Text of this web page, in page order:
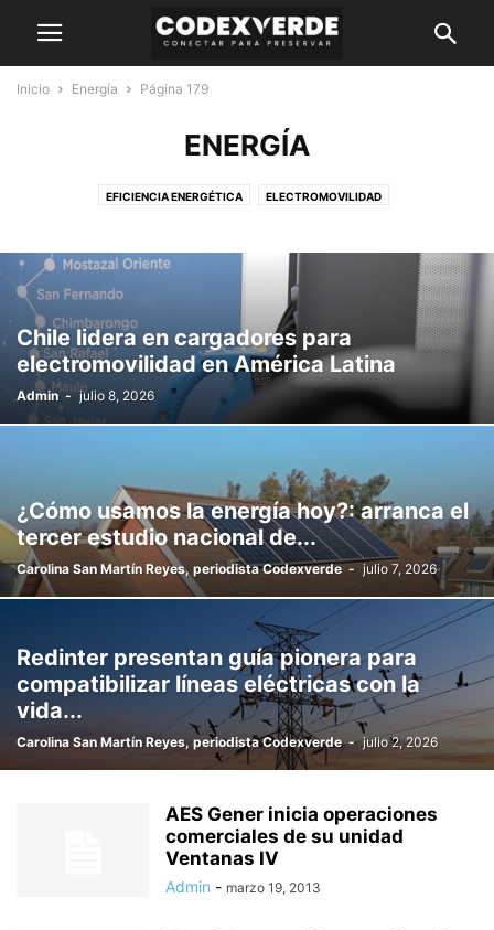
Inicio Energía Página 179
ENERGÍA
EFICIENCIA ENERGÉTICA ELECTROMOVILIDAD
Chile lidera en cargadores para
electromovilidad en América Latina
Admin - julio 8, 2026
¿Cómo usamos la energía hoy?: arranca el
tercer estudio nacional de...
Carolina San Martín Reyes, periodista Codexverde - julio 7, 2026
Redinter presentan guía pionera para
compatibilizar líneas eléctricas con la
vida...
Carolina San Martín Reyes, periodista Codexverde - julio 2, 2026
AES Gener inicia operaciones
comerciales de su unidad
Ventanas IV
Admin - marzo 19, 2013